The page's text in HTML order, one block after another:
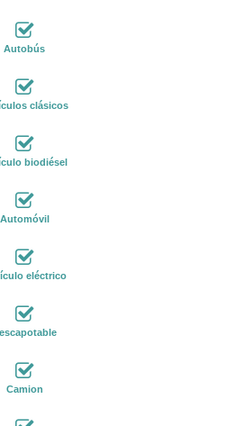
Autobús
clásicos
biodiésel
Automóvil
eléctrico
Camion